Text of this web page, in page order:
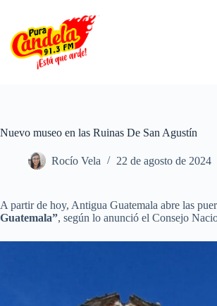
contenido
Nuevo museo en las Ruinas De San Agustín
Rocío Vela 22 de agosto de 2024
A partir de hoy, Antigua Guatemala abre las
Guatemala”, según lo anunció el Consejo